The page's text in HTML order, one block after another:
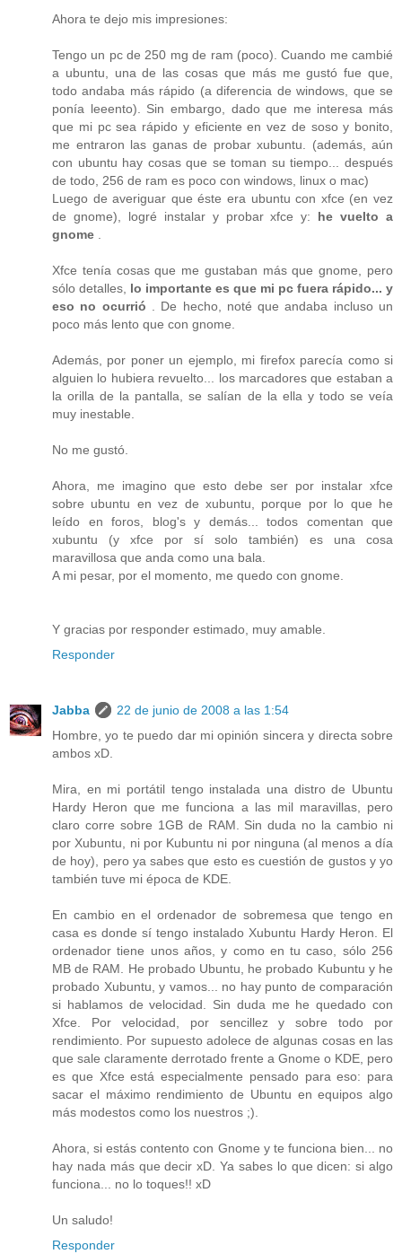
Ahora te dejo mis impresiones:
Tengo un pc de 250 mg de ram (poco). Cuando me cambié
a ubuntu, una de las cosas que más me gustó fue que,
todo andaba más rápido (a diferencia de windows, que se
ponía leeento). Sin embargo, dado que me interesa más
que mi pc sea rápido y eficiente en vez de soso y bonito,
me entraron las ganas de probar xubuntu. (además, aún
con ubuntu hay cosas que se toman su tiempo... después
de todo, 256 de ram es poco con windows, linux o mac)
Luego de averiguar que éste era ubuntu con xfce (en vez
de gnome), logré instalar y probar xfce y: he vuelto a
gnome .
Xfce tenía cosas que me gustaban más que gnome, pero
sólo detalles, lo importante es que mi pc fuera rápido... y
eso no ocurrió . De hecho, noté que andaba incluso un
poco más lento que con gnome.
Además, por poner un ejemplo, mi firefox parecía como si
alguien lo hubiera revuelto... los marcadores que estaban a
la orilla de la pantalla, se salían de la ella y todo se veía
muy inestable.
No me gustó.
Ahora, me imagino que esto debe ser por instalar xfce
sobre ubuntu en vez de xubuntu, porque por lo que he
leído en foros, blog's y demás... todos comentan que
xubuntu (y xfce por sí solo también) es una cosa
maravillosa que anda como una bala.
A mi pesar, por el momento, me quedo con gnome.
Y gracias por responder estimado, muy amable.
Responder
Jabba
22 de junio de 2008 a las 1:54
Hombre, yo te puedo dar mi opinión sincera y directa sobre
ambos xD.
Mira, en mi portátil tengo instalada una distro de Ubuntu
Hardy Heron que me funciona a las mil maravillas, pero
claro corre sobre 1GB de RAM. Sin duda no la cambio ni
por Xubuntu, ni por Kubuntu ni por ninguna (al menos a día
de hoy), pero ya sabes que esto es cuestión de gustos y yo
también tuve mi época de KDE.
En cambio en el ordenador de sobremesa que tengo en
casa es donde sí tengo instalado Xubuntu Hardy Heron. El
ordenador tiene unos años, y como en tu caso, sólo 256
MB de RAM. He probado Ubuntu, he probado Kubuntu y he
probado Xubuntu, y vamos... no hay punto de comparación
si hablamos de velocidad. Sin duda me he quedado con
Xfce. Por velocidad, por sencillez y sobre todo por
rendimiento. Por supuesto adolece de algunas cosas en las
que sale claramente derrotado frente a Gnome o KDE, pero
es que Xfce está especialmente pensado para eso: para
sacar el máximo rendimiento de Ubuntu en equipos algo
más modestos como los nuestros ;).
Ahora, si estás contento con Gnome y te funciona bien... no
hay nada más que decir xD. Ya sabes lo que dicen: si algo
funciona... no lo toques!! xD
Un saludo!
Responder